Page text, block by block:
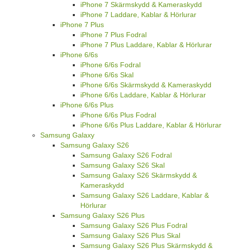
iPhone 7 Skärmskydd & Kameraskydd
iPhone 7 Laddare, Kablar & Hörlurar
iPhone 7 Plus
iPhone 7 Plus Fodral
iPhone 7 Plus Laddare, Kablar & Hörlurar
iPhone 6/6s
iPhone 6/6s Fodral
iPhone 6/6s Skal
iPhone 6/6s Skärmskydd & Kameraskydd
iPhone 6/6s Laddare, Kablar & Hörlurar
iPhone 6/6s Plus
iPhone 6/6s Plus Fodral
iPhone 6/6s Plus Laddare, Kablar & Hörlurar
Samsung Galaxy
Samsung Galaxy S26
Samsung Galaxy S26 Fodral
Samsung Galaxy S26 Skal
Samsung Galaxy S26 Skärmskydd &
Kameraskydd
Samsung Galaxy S26 Laddare, Kablar &
Hörlurar
Samsung Galaxy S26 Plus
Samsung Galaxy S26 Plus Fodral
Samsung Galaxy S26 Plus Skal
Samsung Galaxy S26 Plus Skärmskydd &